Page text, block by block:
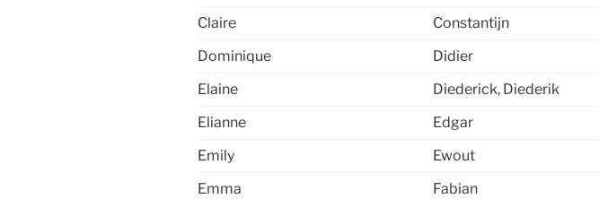
Claire
Constantijn
Dominique
Didier
Elaine
Diederick, Diederik
Elianne
Edgar
Emily
Ewout
Emma
Fabian